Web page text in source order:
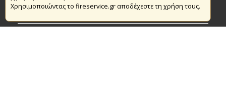
Χρησιμοποιώντας το fireservice.gr αποδέχεστε τη χρήση τους.